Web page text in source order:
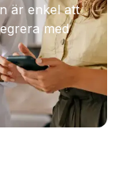
är enkel att
med